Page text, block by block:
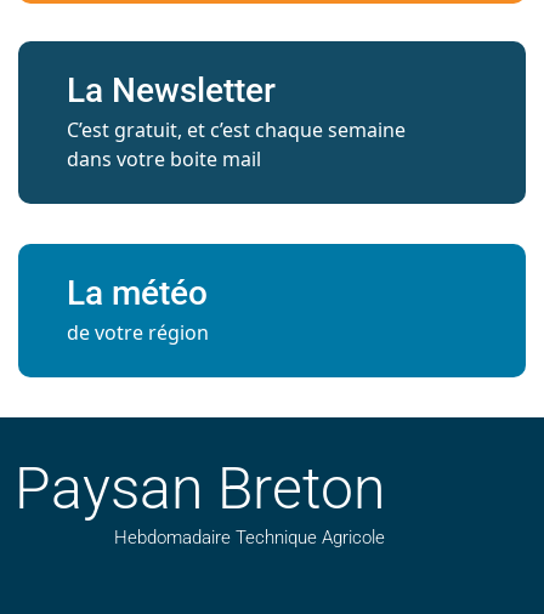
La Newsletter
C’est gratuit, et c’est chaque semaine
dans votre boite mail
La météo
de votre région
Paysan Breton
Hebdomadaire Technique Agricole